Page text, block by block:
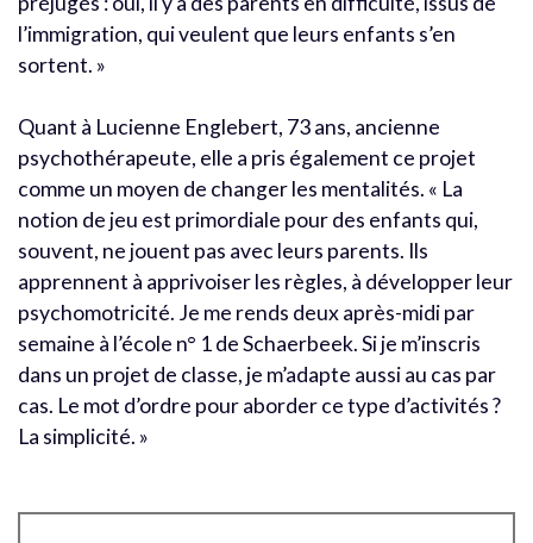
l’immigration, qui veulent que leurs enfants s’en
sortent. »
Quant à Lucienne Englebert, 73 ans, ancienne
psychothérapeute, elle a pris également ce projet
comme un moyen de changer les mentalités. « La
notion de jeu est primordiale pour des enfants qui,
souvent, ne jouent pas avec leurs parents. Ils
apprennent à apprivoiser les règles, à développer leur
psychomotricité. Je me rends deux après-midi par
semaine à l’école n° 1 de Schaerbeek. Si je m’inscris
dans un projet de classe, je m’adapte aussi au cas par
cas. Le mot d’ordre pour aborder ce type d’activités ?
La simplicité. »